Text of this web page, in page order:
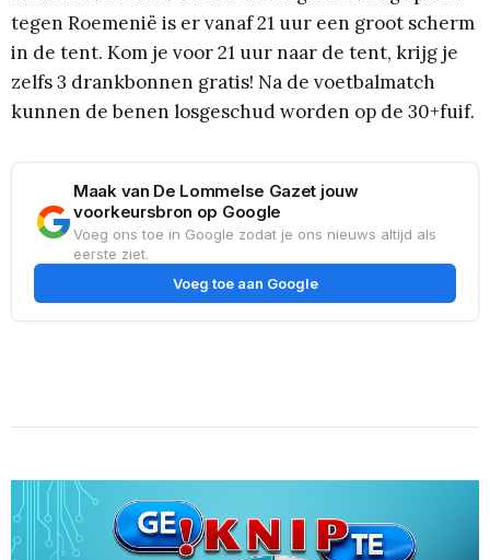
tegen Roemenië is er vanaf 21 uur een groot scherm
in de tent. Kom je voor 21 uur naar de tent, krijg je
zelfs 3 drankbonnen gratis! Na de voetbalmatch
kunnen de benen losgeschud worden op de 30+fuif.
Maak van De Lommelse Gazet jouw
voorkeursbron op Google
Voeg ons toe in Google zodat je ons nieuws altijd als
eerste ziet.
Voeg toe aan Google